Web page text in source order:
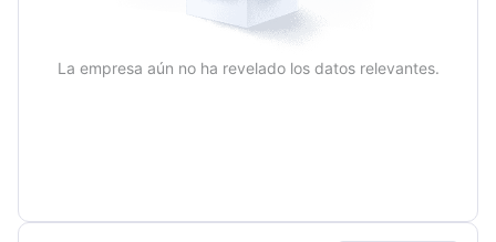
La empresa aún no ha revelado los datos relevantes.